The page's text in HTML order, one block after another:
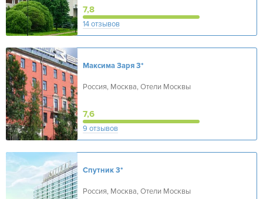
7,8
14 отзывов
Максима Заря3*
Россия, Москва, Отели Москвы
7,6
9 отзывов
Спутник3*
Россия, Москва, Отели Москвы